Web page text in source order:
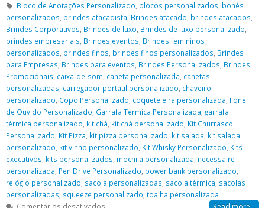
Bloco de Anotações Personalizado, blocos personalizados, bonés
personalizados, brindes atacadista, Brindes atacado, brindes atacados,
Brindes Corporativos, Brindes de luxo, Brindes de luxo personalizado,
brindes empresariais, Brindes eventos, Brindes femininos
personalizados, brindes finos, brindes finos personalizados, Brindes
para Empresas, Brindes para eventos, Brindes Personalizados, Brindes
Promocionais, caixa-de-som, caneta personalizada, canetas
personalizadas, carregador portatil personalizado, chaveiro
personalizado, Copo Personalizado, coqueteleira personalizada, Fone
de Ouvido Personalizado, Garrafa Térmica Personalizada, garrafa
térmica personalizado, kit chá, kit chá personalizado, Kit Churrasco
Personalizado, Kit Pizza, kit pizza personalizado, kit salada, kit salada
personalizado, kit vinho personalizado, Kit Whisky Personalizado, Kits
executivos, kits personalizados, mochila personalizada, necessaire
personalizada, Pen Drive Personalizado, power bank personalizado,
relógio personalizado, sacola personalizadas, sacola térmica, sacolas
personalizadas, squeeze personalizado, toalha personalizada
em